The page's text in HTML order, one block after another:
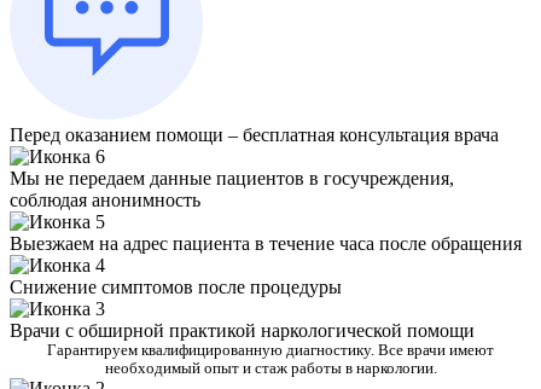
Перед оказанием помощи – бесплатная консультация врача
Мы не передаем данные пациентов в госучреждения,
соблюдая анонимность
Выезжаем на адрес пациента в течение часа после обращения
Снижение симптомов после процедуры
Врачи с обширной практикой наркологической помощи
Гарантируем квалифицированную диагностику. Все врачи имеют
необходимый опыт и стаж работы в наркологии.